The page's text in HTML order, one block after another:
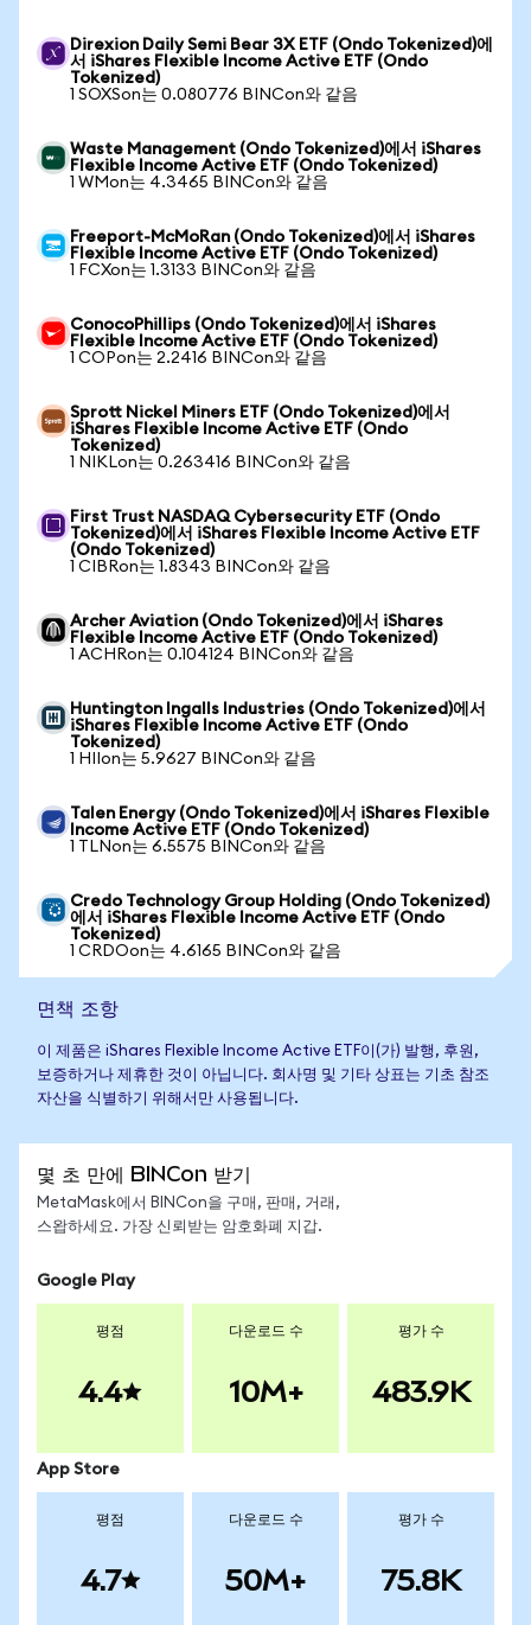
Direxion Daily Semi Bear 3X ETF (Ondo Tokenized)에
서 iShares Flexible Income Active ETF (Ondo
Tokenized)
1 SOXSon는 0.080776 BINCon와 같음
Waste Management (Ondo Tokenized)에서 iShares
Flexible Income Active ETF (Ondo Tokenized)
1 WMon는 4.3465 BINCon와 같음
Freeport-McMoRan (Ondo Tokenized)에서 iShares
Flexible Income Active ETF (Ondo Tokenized)
1 FCXon는 1.3133 BINCon와 같음
ConocoPhillips (Ondo Tokenized)에서 iShares
Flexible Income Active ETF (Ondo Tokenized)
1 COPon는 2.2416 BINCon와 같음
Sprott Nickel Miners ETF (Ondo Tokenized)에서
iShares Flexible Income Active ETF (Ondo
Tokenized)
1 NIKLon는 0.263416 BINCon와 같음
First Trust NASDAQ Cybersecurity ETF (Ondo
Tokenized)에서 iShares Flexible Income Active ETF
(Ondo Tokenized)
1 CIBRon는 1.8343 BINCon와 같음
Archer Aviation (Ondo Tokenized)에서 iShares
Flexible Income Active ETF (Ondo Tokenized)
1 ACHRon는 0.104124 BINCon와 같음
Huntington Ingalls Industries (Ondo Tokenized)에서
iShares Flexible Income Active ETF (Ondo
Tokenized)
1 HIIon는 5.9627 BINCon와 같음
Talen Energy (Ondo Tokenized)에서 iShares Flexible
Income Active ETF (Ondo Tokenized)
1 TLNon는 6.5575 BINCon와 같음
Credo Technology Group Holding (Ondo Tokenized)
에서 iShares Flexible Income Active ETF (Ondo
Tokenized)
1 CRDOon는 4.6165 BINCon와 같음
면책 조항
이 제품은 iShares Flexible Income Active ETF이(가) 발행, 후원,
보증하거나 제휴한 것이 아닙니다. 회사명 및 기타 상표는 기초 참조
자산을 식별하기 위해서만 사용됩니다.
몇 초 만에 BINCon 받기
MetaMask에서 BINCon을 구매, 판매, 거래,
스왑하세요. 가장 신뢰받는 암호화폐 지갑.
Google Play
평점
4.4
다운로드 수
10M+
평가 수
483.9K
App Store
평점
4.7
다운로드 수
50M+
평가 수
75.8K